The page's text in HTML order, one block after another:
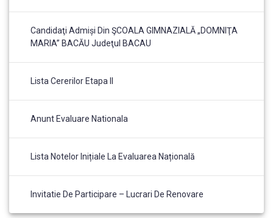
Candidaţi Admiși Din ŞCOALA GIMNAZIALĂ „DOMNIŢA
MARIA” BACĂU Judeţul BACAU
Lista Cererilor Etapa II
Anunt Evaluare Nationala
Lista Notelor Inițiale La Evaluarea Națională
Invitatie De Participare – Lucrari De Renovare